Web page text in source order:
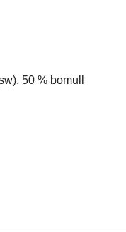
50 % bomull